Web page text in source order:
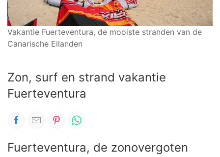
Vakantie Fuerteventura, de mooiste stranden van de
Canarische Eilanden
Zon, surf en strand vakantie
Fuerteventura
Fuerteventura, de zonovergoten